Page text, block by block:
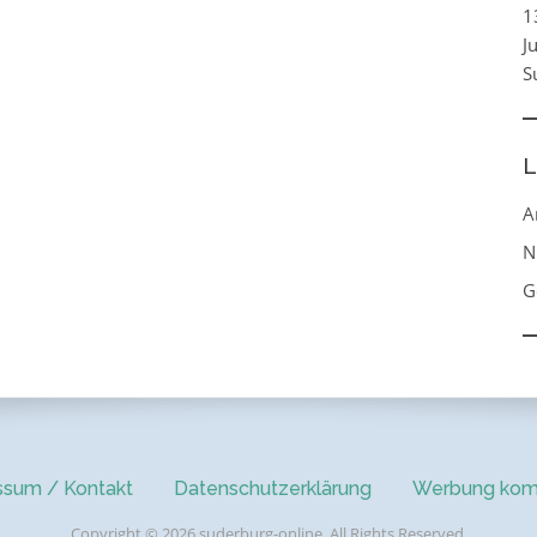
/ Kontakt Datenschutzerklärung Werbung